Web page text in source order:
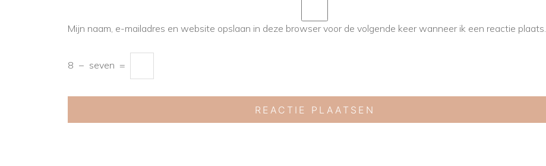
Mijn naam, e-mailadres en website opslaan in deze browser voor de volgende keer wanneer ik een reactie plaats.
8 − seven =